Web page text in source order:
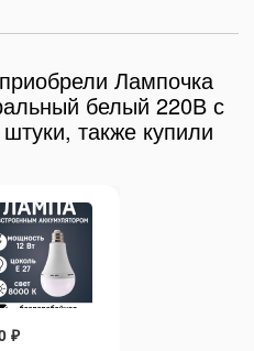
Лампочка
белый 220В с
также купили
₽